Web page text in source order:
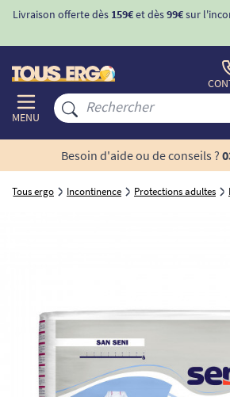
Livraison offerte dès 159€et dès99€sur
MENU
Besoin d'aide ou de conseils ?
Tous ergo Incontinence Protections adultes